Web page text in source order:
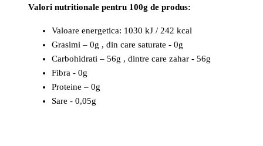
Valori nutritionale pentru 100g de produs:
Valoare energetica: 1030 kJ / 242 kcal
Grasimi – 0g , din care saturate - 0g
Carbohidrati – 56g , dintre care zahar - 56g
Fibra - 0g
Proteine – 0g
Sare - 0,05g